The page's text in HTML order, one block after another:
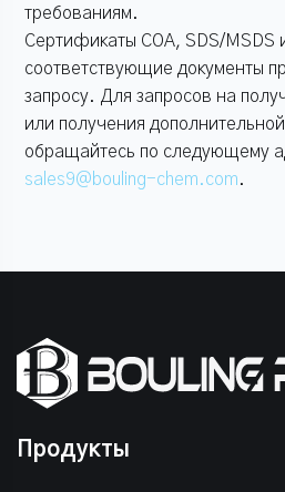
требованиям.
Сертификаты COA, SDS/MSDS
соответствующие документы
запросу. Для запросов на
или получения
обращайтесь по следующему
sales9@bouling-chem.com.
Продукты